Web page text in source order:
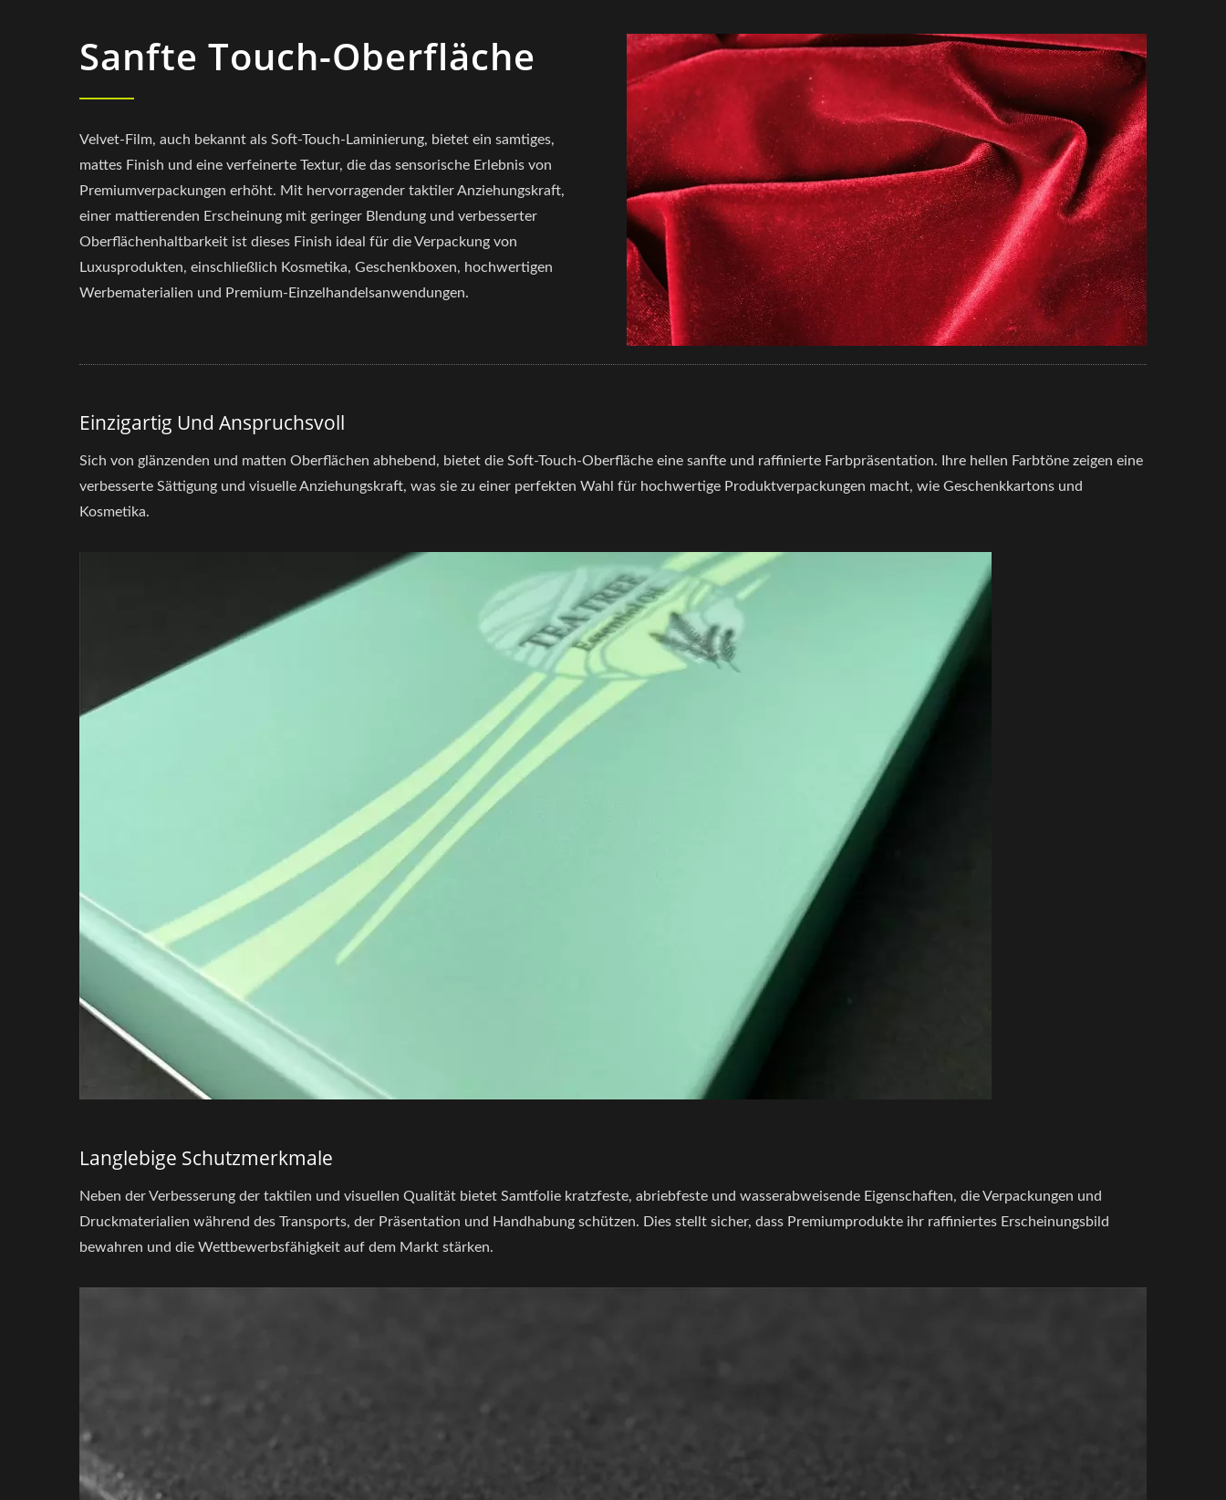
Sanfte Touch-Oberfläche
Velvet-Film, auch bekannt als Soft-Touch-Laminierung, bietet ein samtiges,
mattes Finish und eine verfeinerte Textur, die das sensorische Erlebnis von
Premiumverpackungen erhöht. Mit hervorragender taktiler Anziehungskraft,
einer mattierenden Erscheinung mit geringer Blendung und verbesserter
Oberflächenhaltbarkeit ist dieses Finish ideal für die Verpackung von
Luxusprodukten, einschließlich Kosmetika, Geschenkboxen, hochwertigen
Werbematerialien und Premium-Einzelhandelsanwendungen.
Einzigartig Und Anspruchsvoll
Sich von glänzenden und matten Oberflächen abhebend, bietet die Soft-Touch-Oberfläche eine sanfte und raffinierte Farbpräsentation. Ihre hellen Farbtöne zeigen eine
verbesserte Sättigung und visuelle Anziehungskraft, was sie zu einer perfekten Wahl für hochwertige Produktverpackungen macht, wie Geschenkkartons und
Kosmetika.
Langlebige Schutzmerkmale
Neben der Verbesserung der taktilen und visuellen Qualität bietet Samtfolie kratzfeste, abriebfeste und wasserabweisende Eigenschaften, die Verpackungen und
Druckmaterialien während des Transports, der Präsentation und Handhabung schützen. Dies stellt sicher, dass Premiumprodukte ihr raffiniertes Erscheinungsbild
bewahren und die Wettbewerbsfähigkeit auf dem Markt stärken.